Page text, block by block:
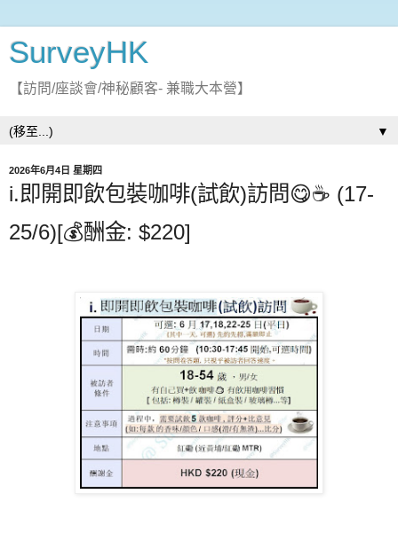
SurveyHK
【訪問/座談會/神秘顧客- 兼職大本營】
▼
2026年6月4日 星期四
i.即開即飲包裝咖啡(試飲)訪問😋☕ (17-
25/6)[💰酬金: $220]